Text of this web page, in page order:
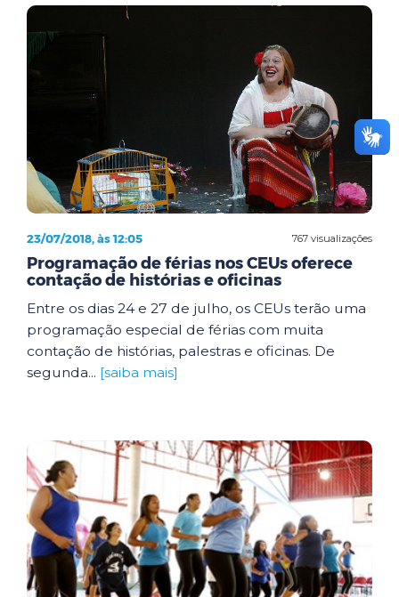
767 visualizações
23/07/2018, às 12:05
Programação de férias nos CEUs oferece
contação de histórias e oficinas
Entre os dias 24 e 27 de julho, os CEUs terão uma
programação especial de férias com muita
contação de histórias, palestras e oficinas. De
segunda... [saiba mais]